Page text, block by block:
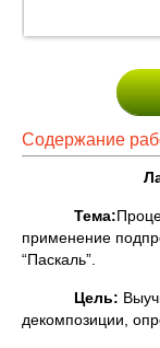
Содержание
Тема:
применение
“Паскаль”.
Цель:
декомпозиции,